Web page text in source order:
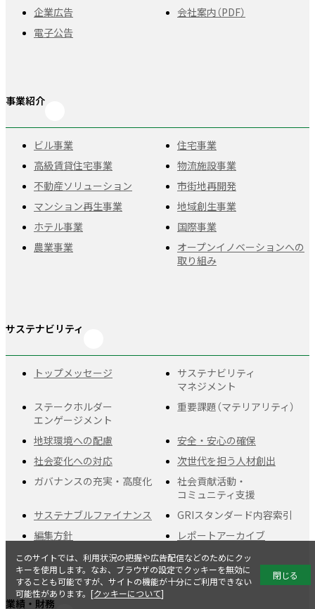
企業広告 会社案内（PDF）
電子公告
事業紹介
ビル事業 住宅事業
高級賃貸住宅事業 物流施設事業
不動産ソリューション 市街地再開発
マンション再生事業 地域創生事業
ホテル事業 国際事業
農業事業
オープンイノベーションへの
取り組み
サステナビリティ
トップメッセージ
サステナビリティ
マネジメント
ステークホルダー
エンゲージメント
重要課題 （マテリアリティ）
地球環境への配慮 安全・安心の確保
社会変化への対応 次世代を担う人材創出
ガバナンスの充実・ 高度化
社会貢献活動・
コミュニティ支援
サステナブルファイナンス GRIスタンダード 内容索引
編集方針 レポートアーカイブ
業績・財務
このサイトでは、利用状況の把握や広告配信などのためにクッ
キーを使用します。なお、ブラウザの設定でクッキーを無効に
することも可能ですが、サイトの機能が十分にご利用できない
可能性があります。[クッキーについて]
閉じる